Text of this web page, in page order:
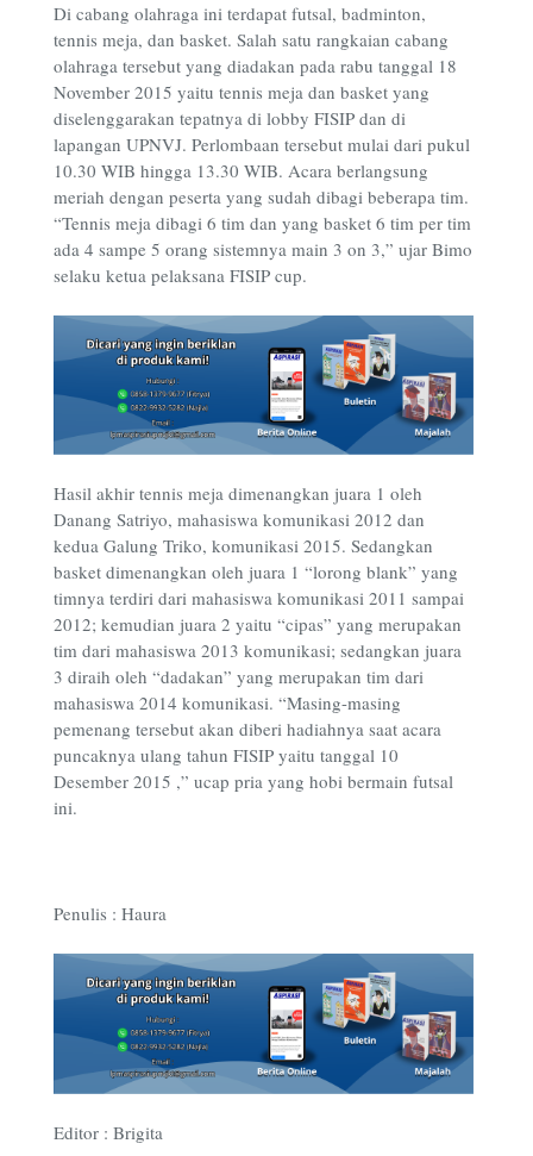
Di cabang olahraga ini terdapat futsal, badminton,
tennis meja, dan basket. Salah satu rangkaian cabang
olahraga tersebut yang diadakan pada rabu tanggal 18
November 2015 yaitu tennis meja dan basket yang
diselenggarakan tepatnya di lobby FISIP dan di
lapangan UPNVJ. Perlombaan tersebut mulai dari pukul
10.30 WIB hingga 13.30 WIB. Acara berlangsung
meriah dengan peserta yang sudah dibagi beberapa tim.
“Tennis meja dibagi 6 tim dan yang basket 6 tim per tim
ada 4 sampe 5 orang sistemnya main 3 on 3,” ujar Bimo
selaku ketua pelaksana FISIP cup.
Hasil akhir tennis meja dimenangkan juara 1 oleh
Danang Satriyo, mahasiswa komunikasi 2012 dan
kedua Galung Triko, komunikasi 2015. Sedangkan
basket dimenangkan oleh juara 1 “lorong blank” yang
timnya terdiri dari mahasiswa komunikasi 2011 sampai
2012; kemudian juara 2 yaitu “cipas” yang merupakan
tim dari mahasiswa 2013 komunikasi; sedangkan juara
3 diraih oleh “dadakan” yang merupakan tim dari
mahasiswa 2014 komunikasi. “Masing-masing
pemenang tersebut akan diberi hadiahnya saat acara
puncaknya ulang tahun FISIP yaitu tanggal 10
Desember 2015 ,” ucap pria yang hobi bermain futsal
ini.
Penulis : Haura
Editor : Brigita